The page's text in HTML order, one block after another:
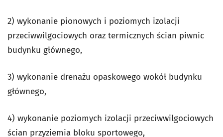
2) wykonanie pionowych i poziomych izolacji
przeciwwilgociowych oraz termicznych ścian piwnic
budynku głównego,
3) wykonanie drenażu opaskowego wokół budynku
głównego,
4) wykonanie poziomych izolacji przeciwwilgociowych
ścian przyziemia bloku sportowego,